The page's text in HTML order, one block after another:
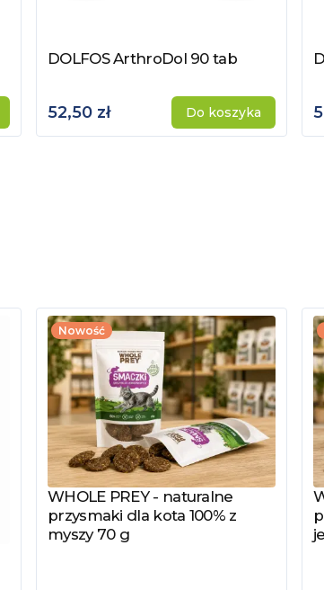
Zobacz produkt
DOLFOS ArthroDol 90 tab
52,50 zł Do koszyka
Nowość
Zobacz produkt
WHOLE PREY - naturalne
przysmaki dla kota 100% z
myszy 70 g